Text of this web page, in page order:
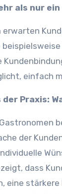
als nur ein
erwarten
einfach
der Praxis:
der
dass
eine